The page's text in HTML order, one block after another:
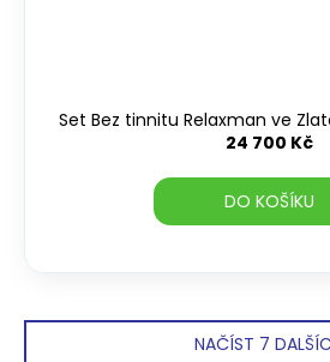
Set Bez tinnitu Relaxman ve
24 700 Kč
DO KOŠÍKU
NAČÍST 7